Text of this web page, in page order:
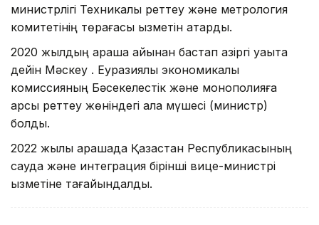
министрлігі Техникалық реттеу және метрология
комитетінің төрағасы қызметін атқарды.
2020 жылдың қараша айынан бастап қазіргі уақытқа
дейін Мәскеу қ. Еуразиялық экономикалық
комиссияның Бәсекелестік және монополияға
қарсы реттеу жөніндегі алқа мүшесі (министр)
болды.
2022 жылы қарашада Қазақстан Республикасының
сауда және интеграция бірінші вице-министрі
қызметіне тағайындалды.